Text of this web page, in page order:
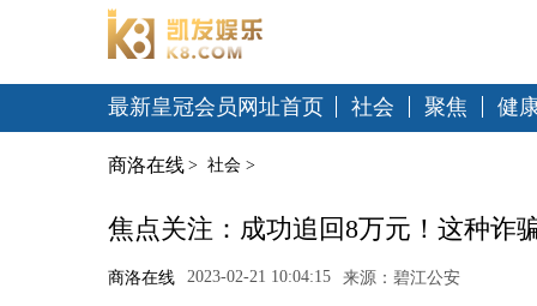
最新皇冠会员网址首页 社会 聚焦 健
商洛在线 > 社会 >
焦点关注：成功追回8万元！这种诈
商洛在线 2023-02-21 10:04:15 来源：碧江公安